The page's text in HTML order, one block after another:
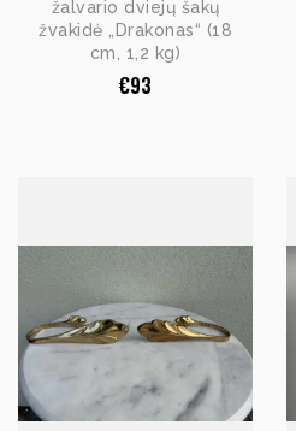
žalvario dviejų šakų
žvakidė „Drakonas“ (18
cm, 1,2 kg)
€93